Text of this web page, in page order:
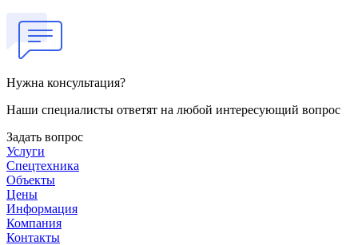
Нужна консультация?
Наши специалисты ответят на любой интересующий вопрос
Задать вопрос
Услуги
Спецтехника
Объекты
Цены
Информация
Компания
Контакты